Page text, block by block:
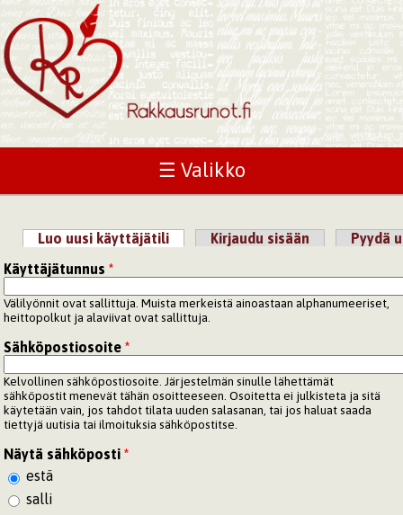
☰ Valikko
Ensisijaiset välilehdet
Luo uusi käyttäjätili (aktiivinen välilehti)
Kirjaudu sisään
Pyydä
Käyttäjätunnus*
Välilyönnit ovat sallittuja. Muista merkeistä ainoastaan alphanumeeriset,
heittopolkut ja alaviivat ovat sallittuja.
Sähköpostiosoite*
Kelvollinen sähköpostiosoite. Järjestelmän sinulle lähettämät
sähköpostit menevät tähän osoitteeseen. Osoitetta ei julkisteta ja sitä
käytetään vain, jos tahdot tilata uuden salasanan, tai jos haluat saada
tiettyjä uutisia tai ilmoituksia sähköpostitse.
Näytä sähköposti*
estä
salli